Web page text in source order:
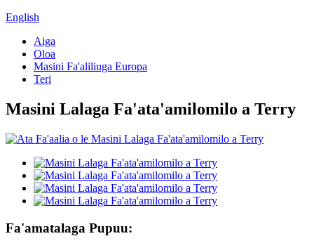
English
Aiga
Oloa
Masini Fa'aliliuga Europa
Teri
Masini Lalaga Fa'ata'amilomilo a Terry
Fa'amatalaga Pupuu: